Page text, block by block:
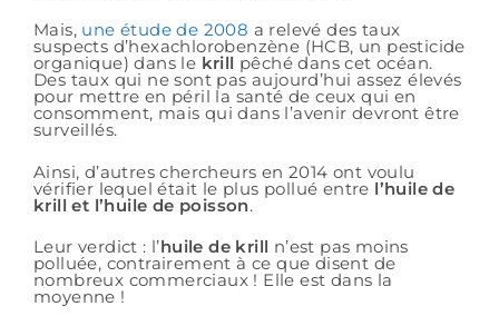
Mais, une étude de 2008 a relevé des taux
suspects d’hexachlorobenzène (HCB, un pesticide
organique) dans le krill pêché dans cet océan.
Des taux qui ne sont pas aujourd’hui assez élevés
pour mettre en péril la santé de ceux qui en
consomment, mais qui dans l’avenir devront être
surveillés.
Ainsi, d’autres chercheurs en 2014 ont voulu
vérifier lequel était le plus pollué entre l’huile de
krill et l’huile de poisson.
Leur verdict : l’huile de krill n’est pas moins
polluée, contrairement à ce que disent de
nombreux commerciaux ! Elle est dans la
moyenne !